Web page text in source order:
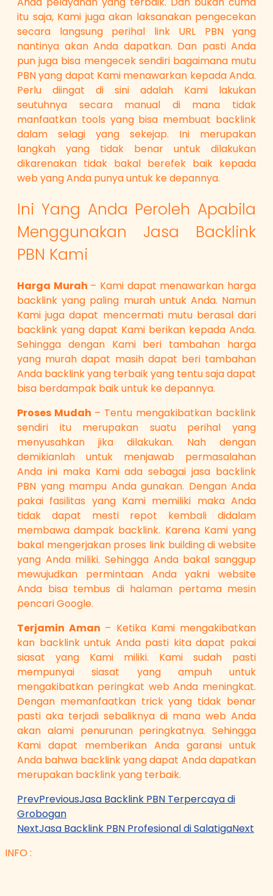
itu saja, Kami juga akan laksanakan pengecekan
secara langsung perihal link URL PBN yang
nantinya akan Anda dapatkan. Dan pasti Anda
pun juga bisa mengecek sendiri bagaimana mutu
PBN yang dapat Kami menawarkan kepada Anda.
Perlu diingat di sini adalah Kami lakukan
seutuhnya secara manual di mana tidak
manfaatkan tools yang bisa membuat backlink
dalam selagi yang sekejap. Ini merupakan
langkah yang tidak benar untuk dilakukan
dikarenakan tidak bakal berefek baik kepada
web yang Anda punya untuk ke depannya.
Ini Yang Anda Peroleh Apabila
Menggunakan Jasa Backlink
PBN Kami
Harga Murah – Kami dapat menawarkan harga
backlink yang paling murah untuk Anda. Namun
Kami juga dapat mencermati mutu berasal dari
backlink yang dapat Kami berikan kepada Anda.
Sehingga dengan Kami beri tambahan harga
yang murah dapat masih dapat beri tambahan
Anda backlink yang terbaik yang tentu saja dapat
bisa berdampak baik untuk ke depannya.
Proses Mudah – Tentu mengakibatkan backlink
sendiri itu merupakan suatu perihal yang
menyusahkan jika dilakukan. Nah dengan
demikianlah untuk menjawab permasalahan
Anda ini maka Kami ada sebagai jasa backlink
PBN yang mampu Anda gunakan. Dengan Anda
pakai fasilitas yang Kami memiliki maka Anda
tidak dapat mesti repot kembali didalam
membawa dampak backlink. Karena Kami yang
bakal mengerjakan proses link building di website
yang Anda miliki. Sehingga Anda bakal sanggup
mewujudkan permintaan Anda yakni website
Anda bisa tembus di halaman pertama mesin
pencari Google.
Terjamin Aman – Ketika Kami mengakibatkan
kan backlink untuk Anda pasti kita dapat pakai
siasat yang Kami miliki. Kami sudah pasti
mempunyai siasat yang ampuh untuk
mengakibatkan peringkat web Anda meningkat.
Dengan memanfaatkan trick yang tidak benar
pasti aka terjadi sebaliknya di mana web Anda
akan alami penurunan peringkatnya. Sehingga
Kami dapat memberikan Anda garansi untuk
Anda bahwa backlink yang dapat Anda dapatkan
merupakan backlink yang terbaik.
PrevPreviousJasa Backlink PBN Terpercaya di
Grobogan
NextJasa Backlink PBN Profesional di SalatigaNext
INFO :